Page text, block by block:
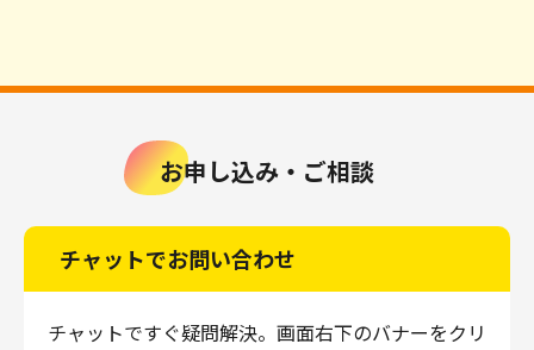
お申し込み・ご相談
チャットでお問い合わせ
チャットですぐ疑問解決。画面右下のバナーをクリ